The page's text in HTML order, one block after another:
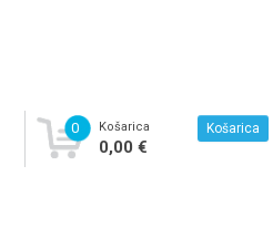
0 Košarica
0,00 €
Košarica